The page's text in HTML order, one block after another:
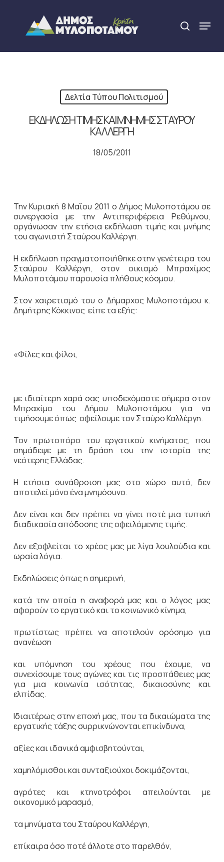
content
search
Menu
Δελτία Τύπου Πολιτισμού
ΕΚΔΗΛΩΣΗ ΤΙΜΗΣ ΚΑΙ ΜΝΗΜΗΣ ΣΤΑΥΡΟΥ
ΚΑΛΛΕΡΓΗ
18/05/2011
Την Κυριακή 8 Μαΐου 2011 ο Δήμος Μυλοποτάμου σε
συνεργασία με την Αντιπεριφέρεια Ρεθύμνου,
οργάνωσαν την ετήσια εκδήλωση τιμής και μνήμης
του αγωνιστή Σταύρου Καλλέργη.
Η εκδήλωση πραγματοποιήθηκε στην γενέτειρα του
Σταύρου Καλλέργη, στον οικισμό Μπραχίμος
Μυλοποτάμου παρουσία πλήθους κόσμου.
Στον χαιρετισμό του ο Δήμαρχος Μυλοποτάμου κ.
Δημήτρης Κόκκινος είπε τα εξής:
«Φίλες και φίλοι,
με ιδιαίτερη χαρά σας υποδεχόμαστε σήμερα στον
Μπραχίμο του Δήμου Μυλοποτάμου για να
τιμήσουμε όπως οφείλουμε τον Σταύρο Καλλέργη.
Τον πρωτοπόρο του εργατικού κινήματος, που
σημάδεψε με τη δράση του την ιστορία της
νεότερης Ελλάδας.
Η ετήσια συνάθροιση μας στο χώρο αυτό, δεν
αποτελεί μόνο ένα μνημόσυνο.
Δεν είναι και δεν πρέπει να γίνει ποτέ μια τυπική
διαδικασία απόδοσης της οφειλόμενης τιμής.
Δεν εξοφλείται το χρέος μας με λίγα λουλούδια και
ωραία λόγια.
Εκδηλώσεις όπως η σημερινή,
κατά την οποία η αναφορά μας και ο λόγος μας
αφορούν το εργατικό και το κοινωνικό κίνημα,
πρωτίστως πρέπει να αποτελούν ορόσημο για
ανανέωση
και υπόμνηση του χρέους που έχουμε, να
συνεχίσουμε τους αγώνες και τις προσπάθειες μας
για μια κοινωνία ισότητας, δικαιοσύνης και
ελπίδας.
Ιδιαιτέρως στην εποχή μας, που τα δικαιώματα της
εργατικής τάξης συρρικνώνονται επικίνδυνα,
αξίες και ιδανικά αμφισβητούνται,
χαμηλόμισθοι και συνταξιούχοι δοκιμάζονται,
αγρότες και κτηνοτρόφοι απειλούνται με
οικονομικό μαρασμό,
τα μηνύματα του Σταύρου Καλλέργη,
επίκαιρα όσο ποτέ άλλοτε στο παρελθόν,
Close